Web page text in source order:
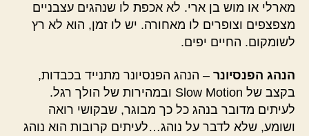
מארלי או מוש בן ארי. לא אכפת לו שנהגים עצבניים
מצפצפים וצופרים לו מאחורה. יש לו זמן, הוא לא רץ
לשומקום. החיים יפים.
הנהג הפנסיונר – הנהג הפנסיונר מתנייד בכבדות,
בקצב של Slow Motion ובמהירות של הולך רגל.
לעיתים מדובר בנהג כל כך מבוגר, שבקושי רואה
ושומע, שלא לדבר על נוהג…לעיתים קרובות הוא נוהג